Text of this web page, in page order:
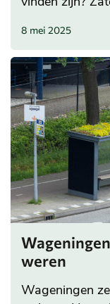
8 mei 2025
weren
Wageningen